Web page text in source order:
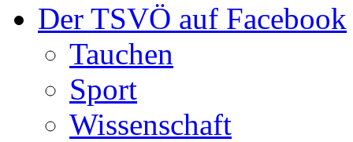
Der TSVÖ auf Facebook
Tauchen
Sport
Wissenschaft